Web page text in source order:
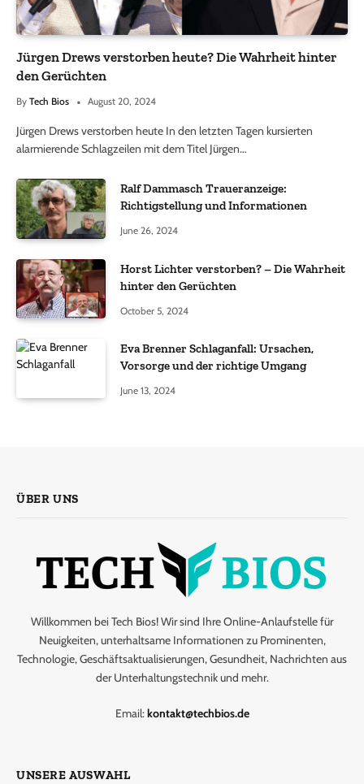
Jürgen Drews verstorben heute? Die Wahrheit hinter
den Gerüchten
By Tech Bios August 20, 2024
Jürgen Drews verstorben heute In den letzten Tagen kursierten
alarmierende Schlagzeilen mit dem Titel Jürgen…
Ralf Dammasch Traueranzeige:
Richtigstellung und Informationen
June 26, 2024
Horst Lichter verstorben? – Die Wahrheit
hinter den Gerüchten
October 5, 2024
Eva Brenner Schlaganfall: Ursachen,
Vorsorge und der richtige Umgang
June 13, 2024
ÜBER UNS
Willkommen bei Tech Bios! Wir sind Ihre Online-Anlaufstelle für
Neuigkeiten, unterhaltsame Informationen zu Prominenten,
Technologie, Geschäftsaktualisierungen, Gesundheit, Nachrichten aus
der Unterhaltungstechnik und mehr.
Email:kontakt@techbios.de
UNSERE AUSWAHL